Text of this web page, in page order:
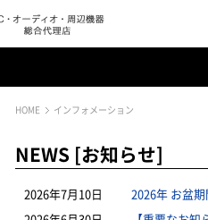
HOME インフォメーション
NEWS [お知らせ]
2026年7月10日 2026年 お盆